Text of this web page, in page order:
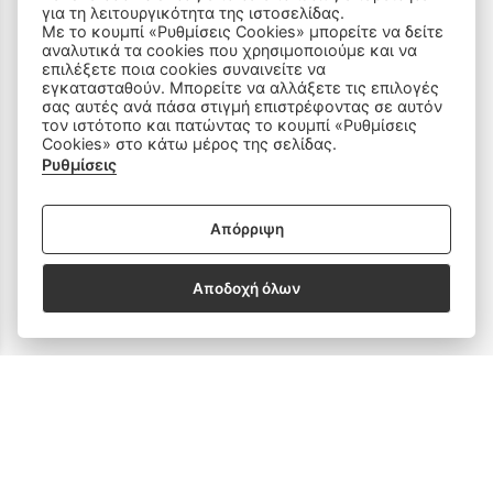
ΠΡΟΪΟΝΤΑ
Ραπτομηχανές
Οικιακός Εξοπλισμός
Ανταλλακτικά
για τη λειτουργικότητα της ιστοσελίδας.
Με το κουμπί «Ρυθμίσεις Cookies» μπορείτε να δείτε
αναλυτικά τα cookies που χρησιμοποιούμε και να
επιλέξετε ποια cookies συναινείτε να
εγκατασταθούν. Μπορείτε να αλλάξετε τις επιλογές
σας αυτές ανά πάσα στιγμή επιστρέφοντας σε αυτόν
τον ιστότοπο και πατώντας το κουμπί «Ρυθμίσεις
Cookies» στο κάτω μέρος της σελίδας.
Ρυθμίσεις
Απόρριψη
Αποδοχή όλων